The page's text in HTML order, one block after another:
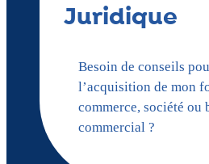
Juridique
Besoin de conseils
l’acquisition de mon
commerce, société ou
commercial ?